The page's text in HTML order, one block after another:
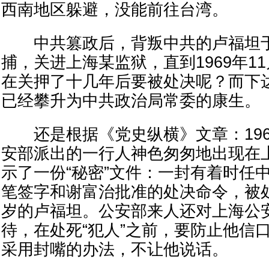
西南地区躲避，没能前往台湾。
中共篡政后，背叛中共的卢福坦
捕，关进上海某监狱，直到1969年
在关押了十几年后要被处决呢？而下
已经攀升为中共政治局常委的康生。
还是根据《党史纵横》文章：
安部派出的一行人神色匆匆地出现在
示了一份“秘密”文件：一封有着时任
笔签字和谢富治批准的处决命令，被
岁的卢福坦。公安部来人还对上海公
待，在处死“犯人”之前，要防止他信
采用封嘴的办法，不让他说话。